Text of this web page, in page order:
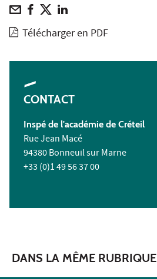
Télécharger en PDF
CONTACT
Inspé de l'académie de Créteil
Rue Jean Macé
94380 Bonneuil sur Marne
+33 (0)1 49 56 37 00
DANS LA MÊME RUBRIQUE